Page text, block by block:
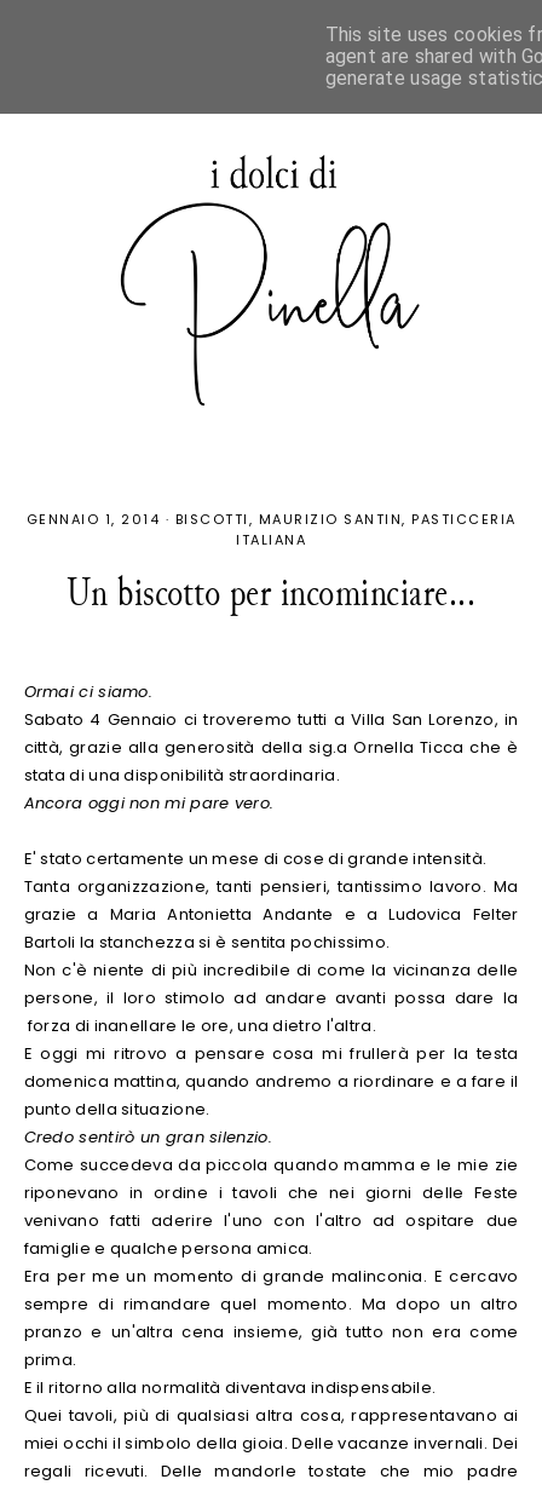
GENNAIO 1, 2014 · BISCOTTI MAURIZIO SANTIN
PASTICCERIA
ITALIANA
Un biscotto per incominciare...
Ormai ci siamo.
Sabato 4 Gennaio ci troveremo tutti a Villa San Lorenzo, in
città, grazie alla generosità della sig.a Ornella Ticca che è
stata di una disponibilità straordinaria.
Ancora oggi non mi pare vero.
E' stato certamente un mese di cose di grande intensità.
Tanta organizzazione, tanti pensieri, tantissimo lavoro. Ma
grazie a Maria Antonietta Andante e a Ludovica Felter
Bartoli la stanchezza si è sentita pochissimo.
Non c'è niente di più incredibile di come la vicinanza delle
persone, il loro stimolo ad andare avanti possa dare la
forza di inanellare le ore, una dietro l'altra.
E oggi mi ritrovo a pensare cosa mi frullerà per la testa
domenica mattina, quando andremo a riordinare e a fare il
punto della situazione.
Credo sentirò un gran silenzio.
Come succedeva da piccola quando mamma e le mie zie
riponevano in ordine i tavoli che nei giorni delle Feste
venivano fatti aderire l'uno con l'altro ad ospitare due
famiglie e qualche persona amica.
Era per me un momento di grande malinconia. E cercavo
sempre di rimandare quel momento. Ma dopo un altro
pranzo e un'altra cena insieme, già tutto non era come
prima.
E il ritorno alla normalità diventava indispensabile.
Quei tavoli, più di qualsiasi altra cosa, rappresentavano ai
miei occhi il simbolo della gioia. Delle vacanze invernali. Dei
regali ricevuti. Delle mandorle tostate che mio padre
This site uses cookies
agent are shared with
generate usage